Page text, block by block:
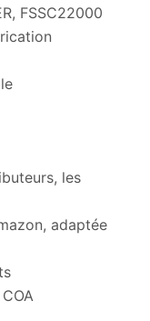
FSSC22000
les
adaptée